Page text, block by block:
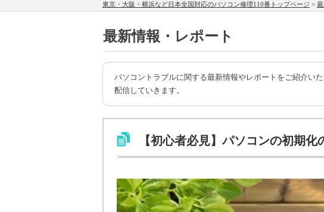
東京・大阪・横浜など日本全国対応のパソコン修理110番トップページ >
最新情報・レポート
パソコントラブルに関する最新情報やレポートをご紹介い
配信していきます。
【初心者必見】パソコンの初期化